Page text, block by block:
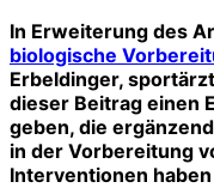
In Erweiterung des
biologische
Erbeldinger,
dieser Beitrag einen
geben, die
in der Vorbereitung
Interventionen